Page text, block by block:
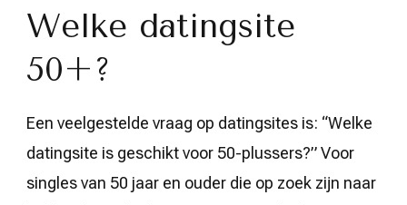
Welke datingsite
50+?
Een veelgestelde vraag op datingsites is: “Welke
datingsite is geschikt voor 50-plussers?” Voor
singles van 50 jaar en ouder die op zoek zijn naar